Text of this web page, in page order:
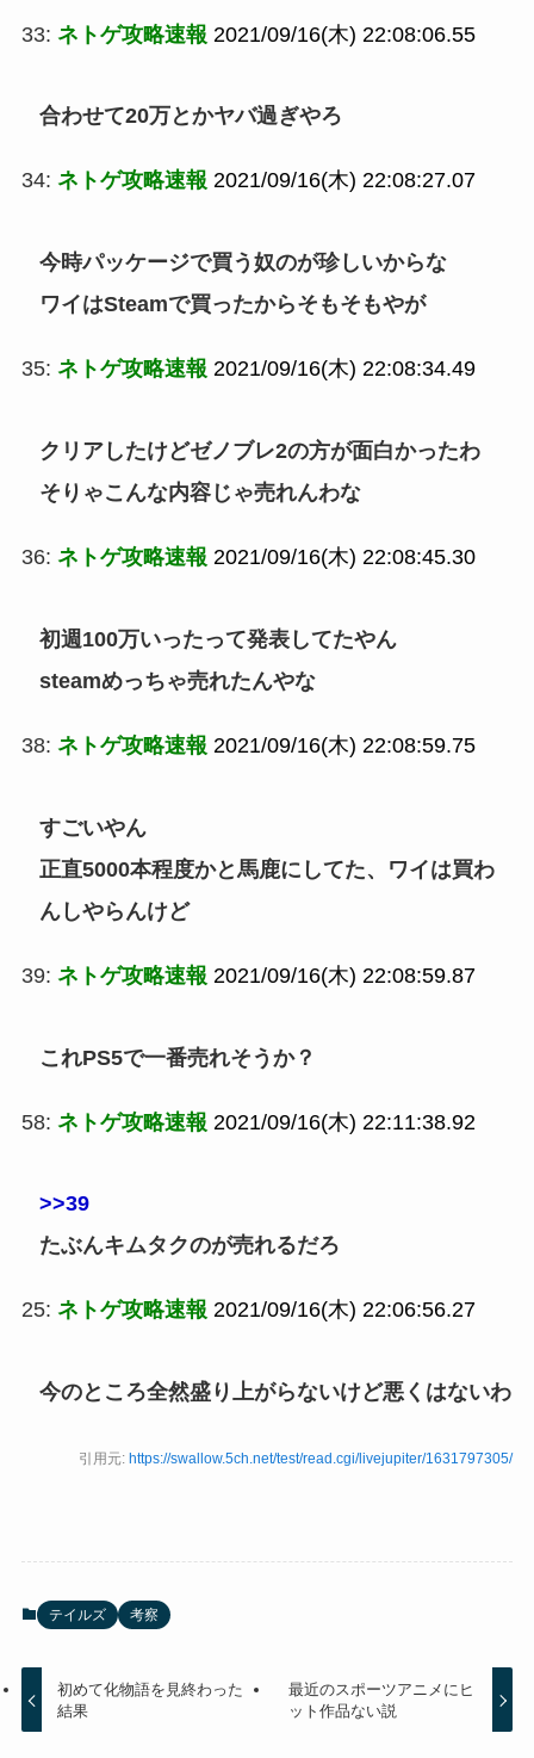
33: ネトゲ攻略速報 2021/09/16(木) 22:08:06.55
合わせて20万とかヤバ過ぎやろ
34: ネトゲ攻略速報 2021/09/16(木) 22:08:27.07
今時パッケージで買う奴のが珍しいからな
ワイはSteamで買ったからそもそもやが
35: ネトゲ攻略速報 2021/09/16(木) 22:08:34.49
クリアしたけどゼノブレ2の方が面白かったわ
そりゃこんな内容じゃ売れんわな
36: ネトゲ攻略速報 2021/09/16(木) 22:08:45.30
初週100万いったって発表してたやん
steamめっちゃ売れたんやな
38: ネトゲ攻略速報 2021/09/16(木) 22:08:59.75
すごいやん
正直5000本程度かと馬鹿にしてた、ワイは買わ
んしやらんけど
39: ネトゲ攻略速報 2021/09/16(木) 22:08:59.87
これPS5で一番売れそうか？
58: ネトゲ攻略速報 2021/09/16(木) 22:11:38.92
>>39
たぶんキムタクのが売れるだろ
25: ネトゲ攻略速報 2021/09/16(木) 22:06:56.27
今のところ全然盛り上がらないけど悪くはないわ
引用元: https://swallow.5ch.net/test/read.cgi/livejupiter/1631797305/
テイルズ 考察
初めて化物語を見終わった
結果
最近のスポーツアニメにヒ
ット作品ない説